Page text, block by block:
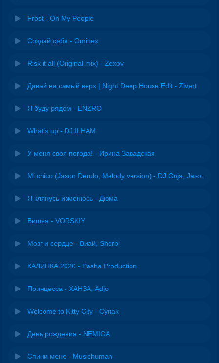
Frost - On My People
Создай себя - Ominex
Risk it all (Original mix) - Zexov
Давай на самый верх | Night Deep House Edit - Zivert
Я буду рядом - ENZRO
What's up - DJ.ILHAM
У меня своя погода! - Ирина Завадская
Я клянусь изменюсь - Дюма
Вишня - VORSKIY
Мозг и сердце - Виай, Sherbi
КАЛИНКА 2026 - Pasha Production
Принцесса - ХАНЗА, Adjo
Welcome to Kitty City - Cyriak
День рождения - NEMIGA
Спини мене - Musichuman